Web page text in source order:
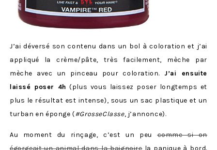
J’ai déversé son contenu dans un bol à coloration et j’ai
appliqué la crème/pâte, très facilement, mèche par
mèche avec un pinceau pour coloration. J’ai ensuite
laissé poser 4h (plus vous laissez poser longtemps et
plus le résultat est intense), sous un sac plastique et un
turban en éponge (#GrosseClasse, j’annonce).
Au moment du rinçage, c’est un peucomme si on